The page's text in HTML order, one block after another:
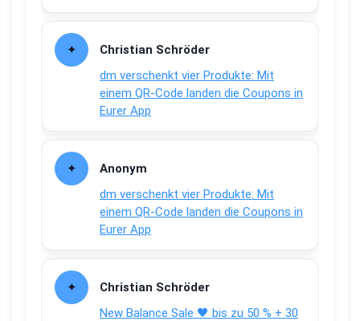
Christian Schröder
dm verschenkt vier Produkte: Mit
einem QR-Code landen die Coupons in
Eurer App
Anonym
dm verschenkt vier Produkte: Mit
einem QR-Code landen die Coupons in
Eurer App
Christian Schröder
New Balance Sale 🖤 bis zu 50 % + 30